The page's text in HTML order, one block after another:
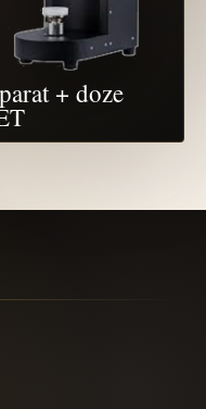
+ doze